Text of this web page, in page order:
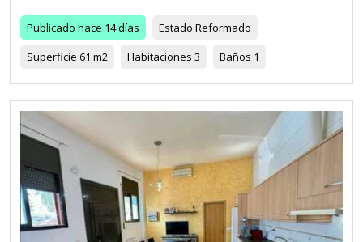
Publicado hace 14 días Estado Reformado
Superficie 61 m2 Habitaciones 3 Baños 1